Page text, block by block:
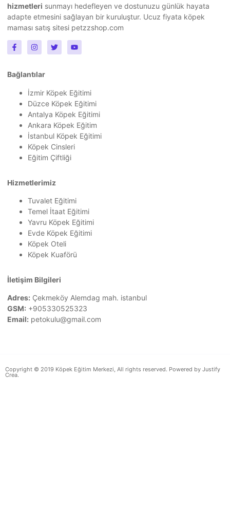
hizmetleri sunmayı hedefleyen ve dostunuzu günlük hayata
adapte etmesini sağlayan bir kuruluştur. Ucuz fiyata köpek
maması satış sitesi petzzshop.com
Bağlantılar
İzmir Köpek Eğitimi
Düzce Köpek Eğitimi
Antalya Köpek Eğitimi
Ankara Köpek Eğitim
İstanbul Köpek Eğitimi
Köpek Cinsleri
Eğitim Çiftliği
Hizmetlerimiz
Tuvalet Eğitimi
Temel İtaat Eğitimi
Yavru Köpek Eğitimi
Evde Köpek Eğitimi
Köpek Oteli
Köpek Kuaförü
İletişim Bilgileri
Adres: Çekmeköy Alemdag mah. istanbul
GSM: +905330525323
Email: petokulu@gmail.com
Copyright © 2019 Köpek Eğitim Merkezi, All rights reserved. Powered by Justify
Crea.